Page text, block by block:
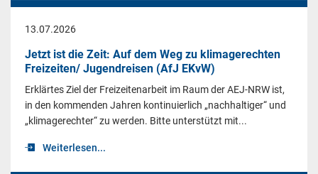
13.07.2026
Jetzt ist die Zeit: Auf dem Weg zu klimagerechten
Freizeiten/ Jugendreisen (AfJ EKvW)
Erklärtes Ziel der Freizeitenarbeit im Raum der AEJ-NRW ist,
in den kommenden Jahren kontinuierlich „nachhaltiger“ und
„klimagerechter“ zu werden. Bitte unterstützt mit...
Weiterlesen...